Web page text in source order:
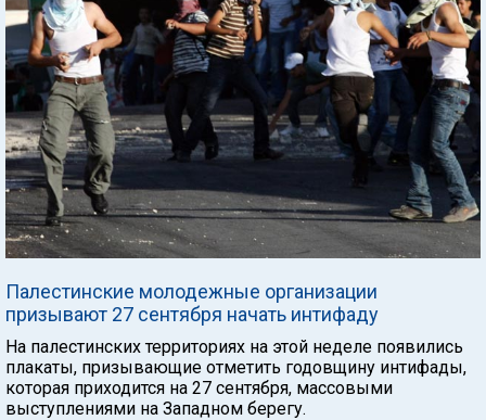
Палестинские молодежные организации
призывают 27 сентября начать интифаду
На палестинских территориях на этой неделе появились
плакаты, призывающие отметить годовщину интифады,
которая приходится на 27 сентября, массовыми
выступлениями на Западном берегу.